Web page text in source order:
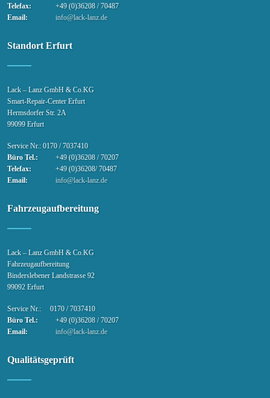
Telefax:
+49 (0)36208 / 70487
Email:
info@lack-lanz.de
Standort Erfurt
Lack – Lanz GmbH & Co.KG
Smart-Repair-Center Erfurt
Hermsdorfer Str. 2A
99099 Erfurt
Service Nr.: 0170 / 7037410
Büro Tel.:
+49 (0)36208 / 70207
Telefax:
+49 (0)36208/ 70487
Email:
info@lack-lanz.de
Fahrzeugaufbereitung
Lack – Lanz GmbH & Co.KG
Fahrzeugaufbereitung
Binderslebener Landstrasse 92
99092 Erfurt
Service Nr.: 0170 / 7037410
Büro Tel.:
+49 (0)36208 / 70207
Email:
info@lack-lanz.de
Qualitätsgeprüft